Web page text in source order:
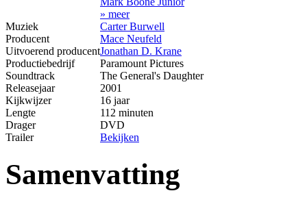
» meer
Muziek
Carter Burwell
Producent
Mace Neufeld
Uitvoerend producentJonathan D. Krane
Productiebedrijf
Paramount Pictures
Soundtrack
The General's Daughter
Releasejaar
2001
Kijkwijzer
16 jaar
Lengte
112 minuten
Drager
DVD
Trailer
Bekijken
Samenvatting